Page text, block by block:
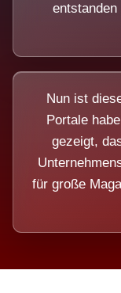
Nun ist
Portale
gezeigt,
für große